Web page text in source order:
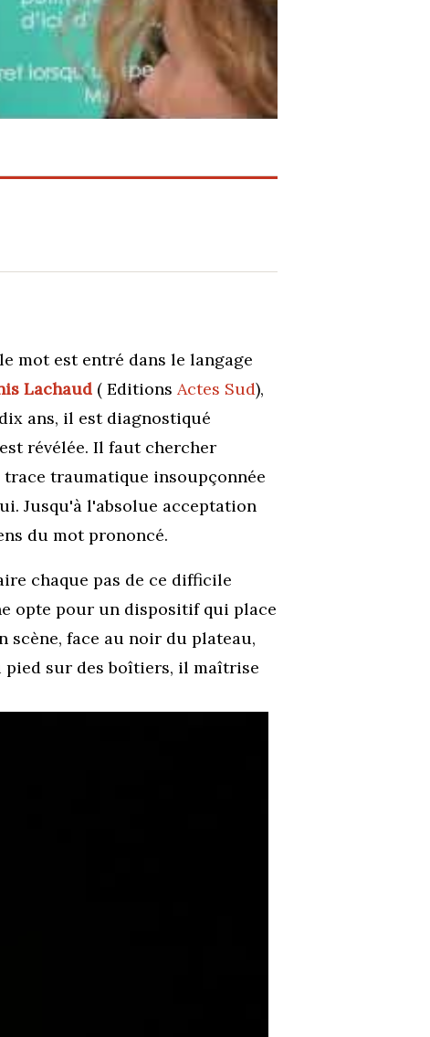
le mot est entré dans le langage
Lachaud ( Editions Actes Sud),
ans, il est diagnostiqué
révélée. Il faut chercher
traumatique insoupçonnée
Jusqu'à l'absolue acceptation
du mot prononcé.
chaque pas de ce difficile
opte pour un dispositif qui place
scène, face au noir du plateau,
pied sur des boîtiers, il maîtrise